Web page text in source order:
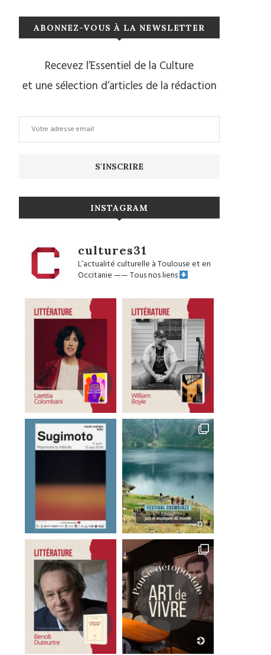
ABONNEZ-VOUS À LA NEWSLETTER
Recevez l’Essentiel de la Culture
et une sélection d’articles de la rédaction
INSTAGRAM
cultures31
L’actualité culturelle à Toulouse et en
Occitanie——Tous nos liens